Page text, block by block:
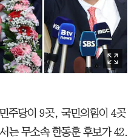
주당이 9곳, 국민의힘이 4곳
는 무소속 한동훈 후보가 42.